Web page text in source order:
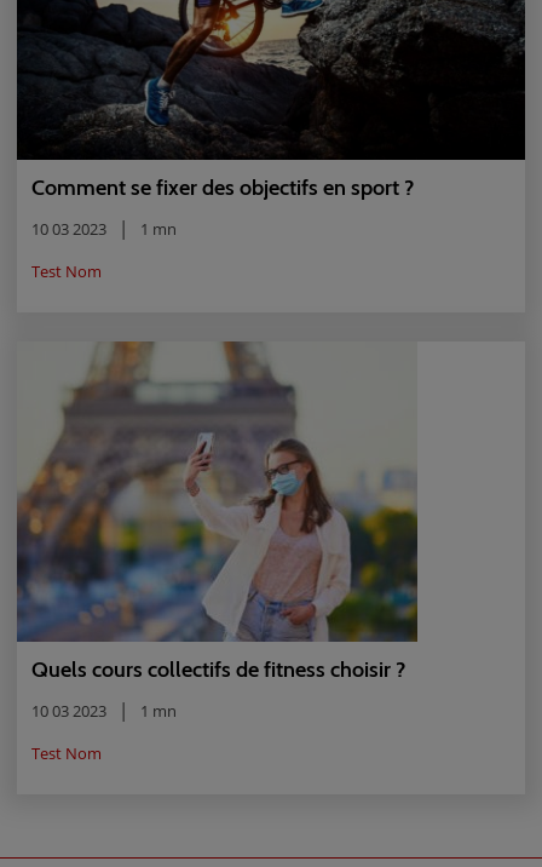
Comment se fixer des objectifs en sport ?
10 03 2023
1 mn
Test Nom
Quels cours collectifs de fitness choisir ?
10 03 2023
1 mn
Test Nom